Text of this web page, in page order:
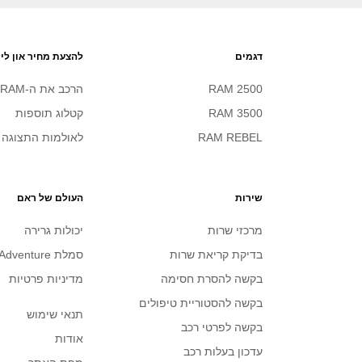
דגמים
RAM 2500
RAM 3500
RAM REBEL
שירות
מרכזי שרות
בדיקת קריאת שרות
בקשה להסרת חסימה
בקשה להסטוריית טיפולים
בקשה לפרטי רכב
עדכון בעלות רכב
להצעת מחיר און
הרכב את ה-RAM שלך
קטלוג תוספות
לאולמות התצוגה
העולם של ראם
יכולות גרירה
סמלת Adventure
מדיניות פרטיות
תנאי שימוש
אודות